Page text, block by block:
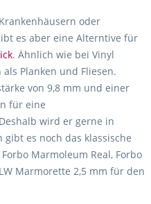
oder
es aber eine Alterntive für
. Ähnlich wie bei Vinyl
Planken und Fliesen.
von 9,8 mm und einer
für eine
wird er gerne in
es noch das klassische
Marmoleum Real, Forbo
Marmorette 2,5 mm für den